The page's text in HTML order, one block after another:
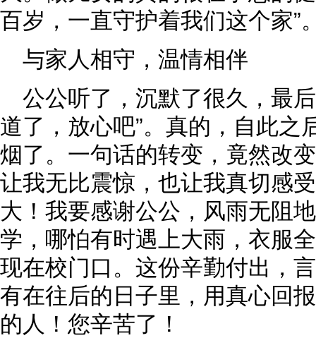
百岁，一直守护着我们这个家”
与家人相守，温情相伴
公公听了，沉默了很久，最
道了，放心吧”。真的，自此之
烟了。一句话的转变，竟然改
让我无比震惊，也让我真切感
大！我要感谢公公，风雨无阻
学，哪怕有时遇上大雨，衣服
现在校门口。这份辛勤付出，
有在往后的日子里，用真心回
的人！您辛苦了！